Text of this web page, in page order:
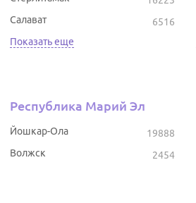
6516
Салават
Показать еще
Республика Марий Эл
19888
Йошкар-Ола
2454
Волжск